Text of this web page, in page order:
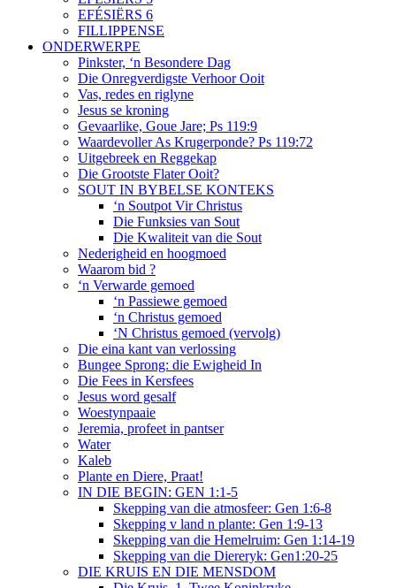
EFÉSIËRS 6
FILLIPPENSE
ONDERWERPE
Pinkster, ‘n Besondere Dag
Die Onregverdigste Verhoor Ooit
Vas, redes en riglyne
Jesus se kroning
Gevaarlike, Goue Jare; Ps 119:9
Waardevoller As Krugerponde? Ps 119:72
Uitgebreek en Reggekap
Die Grootste Flater Ooit?
SOUT IN BYBELSE KONTEKS
‘n Soutpot Vir Christus
Die Funksies van Sout
Die Kwaliteit van die Sout
Nederigheid en hoogmoed
Waarom bid ?
‘n Verwarde gemoed
‘n Passiewe gemoed
‘n Christus gemoed
‘N Christus gemoed (vervolg)
Die eina kant van verlossing
Bungee Sprong: die Ewigheid In
Die Fees in Kersfees
Jesus word gesalf
Woestynpaaie
Jeremia, profeet in pantser
Water
Kaleb
Plante en Diere, Praat!
IN DIE BEGIN: GEN 1:1-5
Skepping van die atmosfeer: Gen 1:6-8
Skepping v land n plante: Gen 1:9-13
Skepping van die Hemelruim: Gen 1:14-19
Skepping van die Diereryk: Gen1:20-25
DIE KRUIS EN DIE MENSDOM